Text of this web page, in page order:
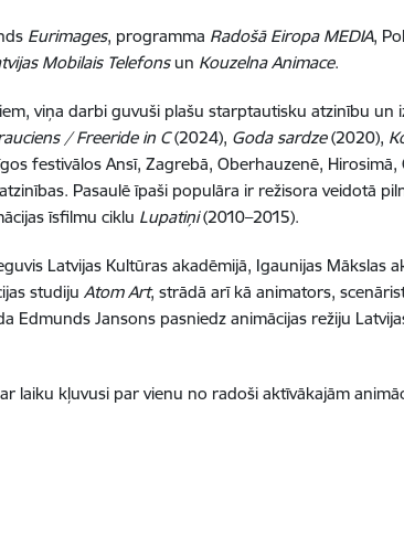
Eurimages, programma Radošā Eiropa MEDIA,
Mobilais Telefonsun Kouzelna Animace.
viņa darbi guvuši plašu starptautisku atzinību un
/ Freeride in C(2024), Goda sardze(2020),
festivālos Ansī, Zagrebā, Oberhauzenē, Hirosimā,
Pasaulē īpaši populāra ir režisora veidotā
īsfilmu ciklu Lupatiņi(2010–2015).
Latvijas Kultūras akadēmijā, Igaunijas Mākslas
studiju Atom Art, strādā arī kā animators,
Jansons pasniedz animācijas režiju
laiku kļuvusi par vienu no radoši aktīvākajām